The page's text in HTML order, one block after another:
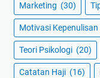
Marketing (30)
Motivasi Kepenulisan
Teori Psikologi (20)
Catatan Haji (16)